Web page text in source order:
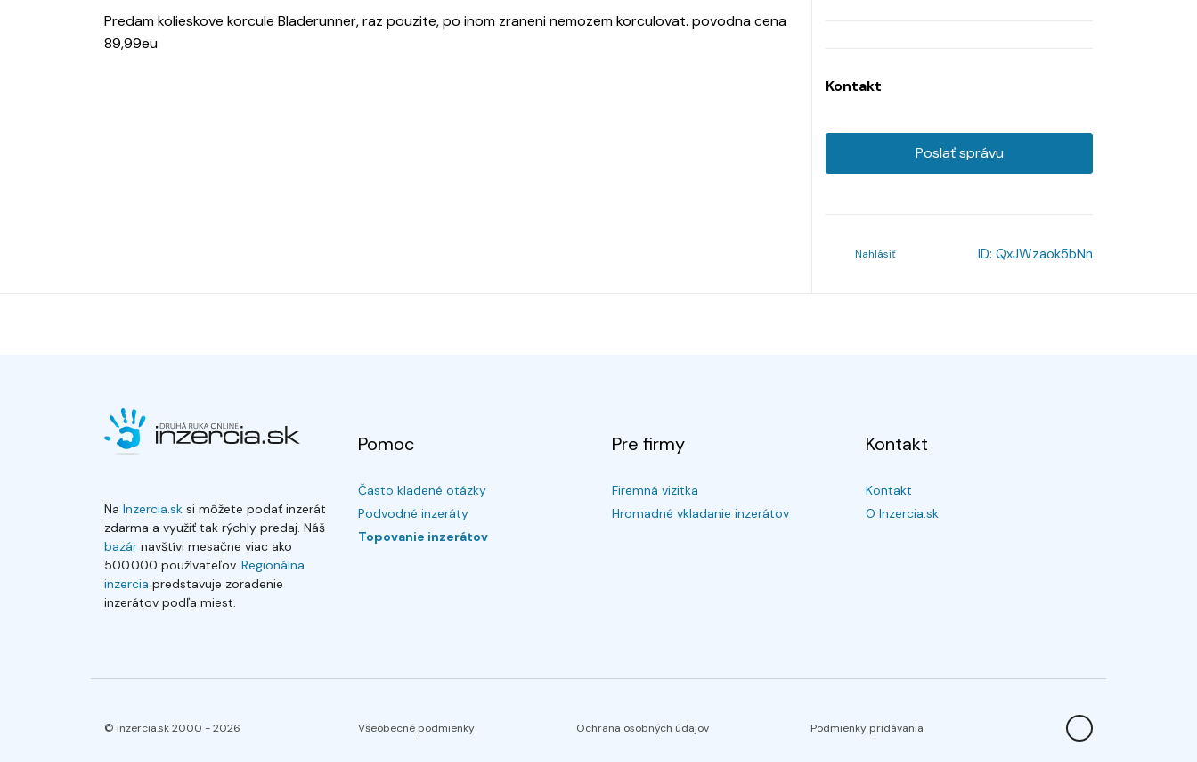
Predam kolieskove korcule Bladerunner, raz pouzite, po inom zraneni nemozem korculovat. povodna cena
89,99eu
Kontakt
Poslať správu
Nahlásiť ID: QxJWzaok5bNn
Na Inzercia.sk si môžete podať inzerát
zdarma a využiť tak rýchly predaj. Náš
bazár navštívi mesačne viac ako
500.000 používateľov. Regionálna
inzercia predstavuje zoradenie
inzerátov podľa miest.
Pomoc
Často kladené otázky
Podvodné inzeráty
Topovanie inzerátov
Pre firmy
Firemná vizitka
Hromadné vkladanie inzerátov
Kontakt
Kontakt
O Inzercia.sk
© Inzercia.sk 2000 -2026 Všeobecné podmienky Ochrana osobných údajov Podmienky pridávania